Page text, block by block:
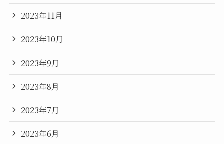
2023年11月
2023年10月
2023年9月
2023年8月
2023年7月
2023年6月